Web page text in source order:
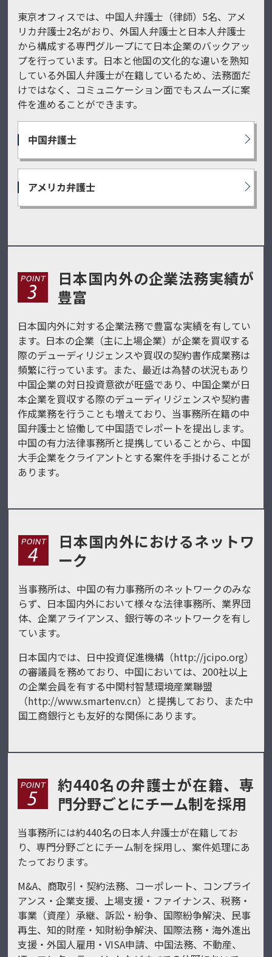
東京オフィスでは、中国人弁護士（律師）5名、アメ
リカ弁護士2名がおり、外国人弁護士と日本人弁護士
から構成する専門グループにて日本企業のバックアッ
プを行っています。日本と他国の文化的な違いを熟知
している外国人弁護士が在籍しているため、法務面だ
けではなく、コミュニケーション面でもスムーズに案
件を進めることができます。
中国弁護士
アメリカ弁護士
日本国内外の企業法務実績が
豊富
日本国内外に対する企業法務で豊富な実績を有してい
ます。日本の企業（主に上場企業）が企業を買収する
際のデューディリジェンスや買収の契約書作成業務は
頻繁に行っています。また、最近は為替の状況もあり
中国企業の対日投資意欲が旺盛であり、中国企業が日
本企業を買収する際のデューディリジェンスや契約書
作成業務を行うことも増えており、当事務所在籍の中
国弁護士と協働して中国語でレポートを提出します。
中国の有力法律事務所と提携していることから、中国
大手企業をクライアントとする案件を手掛けることが
あります。
日本国内外におけるネットワ
ーク
当事務所は、中国の有力事務所のネットワークのみな
らず、日本国内外において様々な法律事務所、業界団
体、企業アライアンス、銀行等のネットワークを有し
ています。
日本国内では、日中投資促進機構（http://jcipo.org）
の審議員を務めており、中国においては、200社以上
の企業会員を有する中関村智慧環境産業聯盟
（http://www.smartenv.cn）と提携しており、また中
国工商銀行とも友好的な関係にあります。
約440名の弁護士が在籍、専
門分野ごとにチーム制を採用
当事務所には約440名の日本人弁護士が在籍してお
り、専門分野ごとにチーム制を採用し、案件処理にあ
たっております。
M&A、商取引・契約法務、コーポレート、コンプライ
アンス・企業支援、上場支援・ファイナンス、税務・
事業（資産）承継、訴訟・紛争、国際紛争解決、民事
再生、知的財産・知財紛争解決、国際法務・海外進出
支援・外国人雇用・VISA申請、中国法務、不動産、